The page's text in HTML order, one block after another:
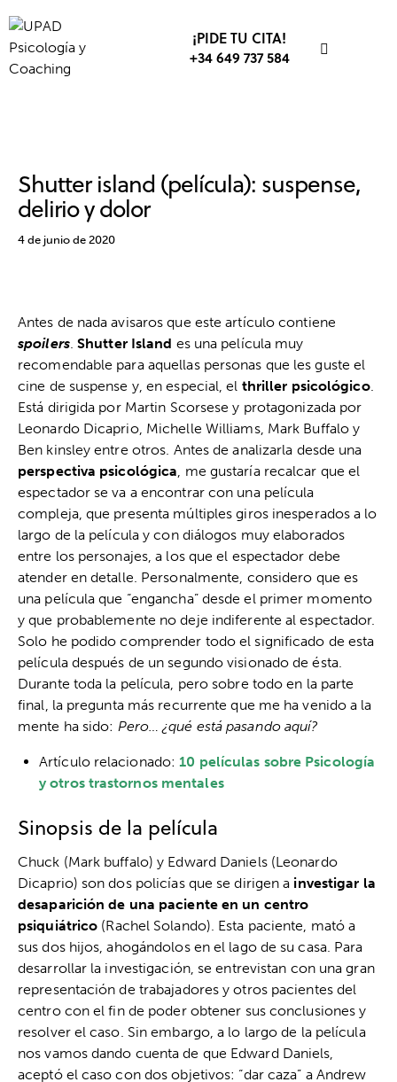
¡PIDE TU CITA!
+34 649 737 584
Shutter island (película): suspense,
delirio y dolor
4 de junio de 2020
Antes de nada avisaros que este artículo contiene
spoilers.Shutter Island es una película muy
recomendable para aquellas personas que les guste el
cine de suspense y, en especial, el thriller psicológico.
Está dirigida por Martin Scorsese y protagonizada por
Leonardo Dicaprio, Michelle Williams, Mark Buffalo y
Ben kinsley entre otros. Antes de analizarla desde una
perspectiva psicológica, me gustaría recalcar que el
espectador se va a encontrar con una película
compleja, que presenta múltiples giros inesperados a lo
largo de la película y con diálogos muy elaborados
entre los personajes, a los que el espectador debe
atender en detalle. Personalmente, considero que es
una película que “engancha” desde el primer momento
y que probablemente no deje indiferente al espectador.
Solo he podido comprender todo el significado de esta
película después de un segundo visionado de ésta.
Durante toda la película, pero sobre todo en la parte
final, la pregunta más recurrente que me ha venido a la
mente ha sido: Pero… ¿qué está pasando aquí?
Artículo relacionado:10 películas sobre Psicología
y otros trastornos mentales
Sinopsis de la película
Chuck (Mark buffalo) y Edward Daniels (Leonardo
Dicaprio) son dos policías que se dirigen a investigar la
desaparición de una paciente en un centro
psiquiátrico (Rachel Solando). Esta paciente, mató a
sus dos hijos, ahogándolos en el lago de su casa. Para
desarrollar la investigación, se entrevistan con una gran
representación de trabajadores y otros pacientes del
centro con el fin de poder obtener sus conclusiones y
resolver el caso. Sin embargo, a lo largo de la película
nos vamos dando cuenta de que Edward Daniels,
aceptó el caso con dos objetivos: “dar caza” a Andrew